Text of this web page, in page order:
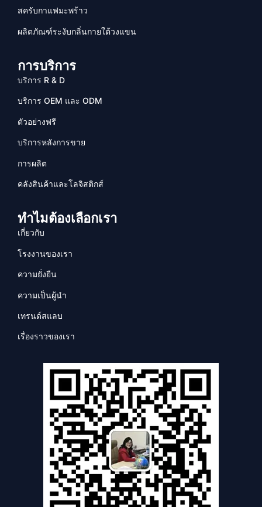
สครับกาแฟมะพร้าว
ผลิตภัณฑ์ระงับกลิ่นกายใต้วงแขน
การบริการ
บริการ R & D
บริการ OEM และ ODM
ตัวอย่างฟรี
บริการหลังการขาย
การผลิต
คลังสินค้าและโลจิสติกส์
ทำไมต้องเลือกเรา
เกี่ยวกับ
โรงงานของเรา
ความยั่งยืน
ความเป็นผู้นำ
เทรนด์สแลบ
เรื่องราวของเรา